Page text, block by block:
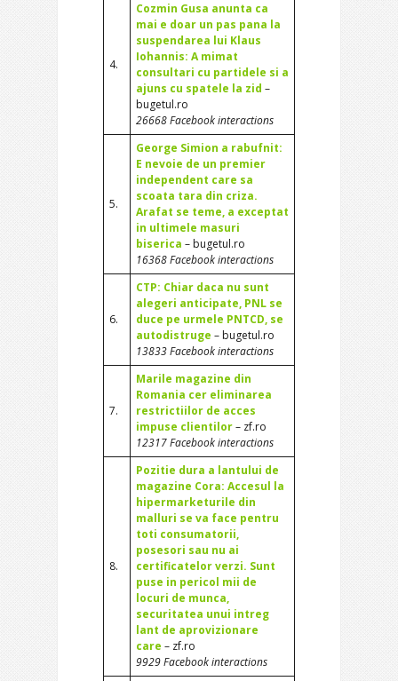
4.
Cozmin Gusa anunta ca
mai e doar un pas pana la
suspendarea lui Klaus
Iohannis: A mimat
consultari cu partidele si a
ajuns cu spatele la zid –
bugetul.ro
26668 Facebook interactions
5.
George Simion a rabufnit:
E nevoie de un premier
independent care sa
scoata tara din criza.
Arafat se teme, a exceptat
in ultimele masuri
biserica – bugetul.ro
16368 Facebook interactions
6.
CTP: Chiar daca nu sunt
alegeri anticipate, PNL se
duce pe urmele PNTCD, se
autodistruge – bugetul.ro
13833 Facebook interactions
7.
Marile magazine din
Romania cer eliminarea
restrictiilor de acces
impuse clientilor– zf.ro
12317 Facebook interactions
8.
Pozitie dura a lantului de
magazine Cora: Accesul la
hipermarketurile din
malluri se va face pentru
toti consumatorii,
posesori sau nu ai
certificatelor verzi. Sunt
puse in pericol mii de
locuri de munca,
securitatea unui intreg
lant de aprovizionare
care – zf.ro
9929 Facebook interactions